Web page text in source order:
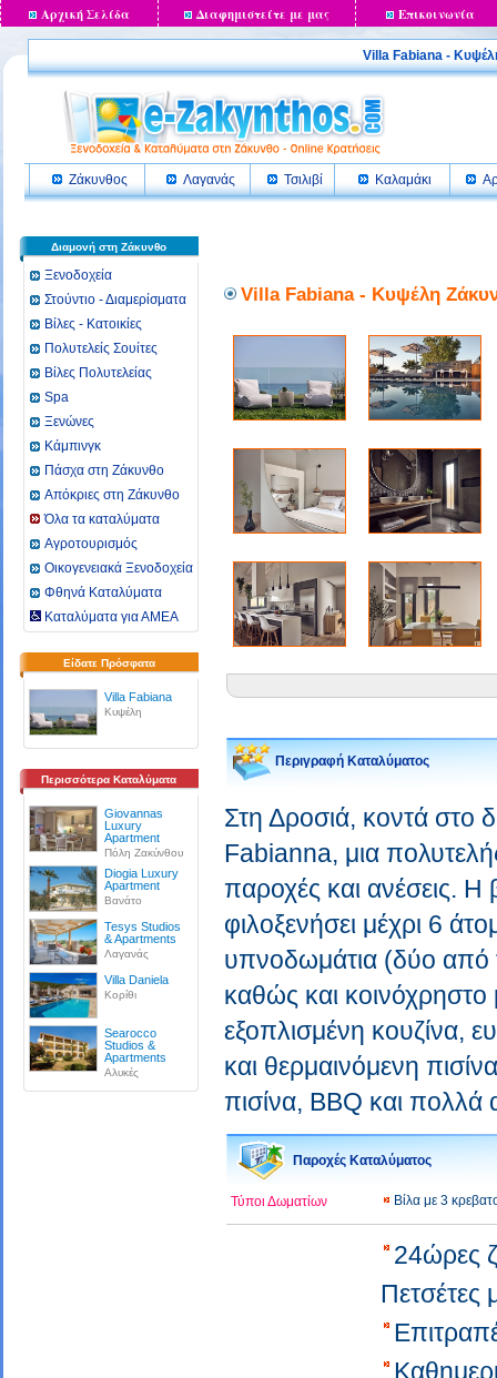
Αρχική Σελίδα Διαφημιστείτε με μας Επικοινωνία
Villa Fabiana -
Ζάκυνθος Λαγανάς Τσιλιβί Καλαμάκι
Διαμονή στη Ζάκυνθο
Ξενοδοχεία
Στούντιο - Διαμερίσματα
Βίλες - Κατοικίες
Πολυτελείς Σουίτες
Βίλες Πολυτελείας
Spa
Ξενώνες
Κάμπινγκ
Πάσχα στη Ζάκυνθο
Απόκριες στη Ζάκυνθο
Όλα τα καταλύματα
Αγροτουρισμός
Οικογενειακά Ξενοδοχεία
Φθηνά Καταλύματα
Καταλύματα για ΑΜΕΑ
Είδατε Πρόσφατα
Villa Fabiana
Κυψέλη
Περισσότερα Καταλύματα
Giovannas
Luxury
Apartment
Πόλη Ζακύνθου
Diogia Luxury
Apartment
Βανάτο
Tesys Studios
& Apartments
Λαγανάς
Villa Daniela
Κορίθι
Searocco
Studios &
Apartments
Αλυκές
Villa Fabiana - Κυψέλη
Περιγραφή Καταλύματος
Στη Δροσιά, κοντά στο
Fabianna, μια
παροχές και ανέσεις. Η
φιλοξενήσει μέχρι 6
υπνοδωμάτια (δύο από
καθώς και κοινόχρηστο
εξοπλισμένη κουζίνα,
και θερμαινόμενη
πισίνα, BBQ και πολλά
Παροχές Καταλύματος
Τύποι Δωματίων Βίλα με 3
24ώρες